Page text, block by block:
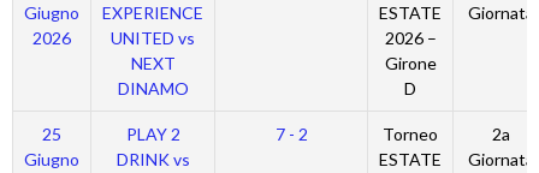
Giugno
2026
EXPERIENCE
UNITED vs
NEXT
DINAMO
ESTATE
2026 –
Girone
D
Giornata
25
Giugno
PLAY 2
DRINK vs
7 - 2
Torneo
ESTATE
2a
Giornata